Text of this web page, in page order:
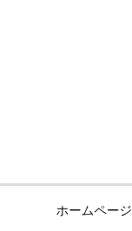
ホームページ